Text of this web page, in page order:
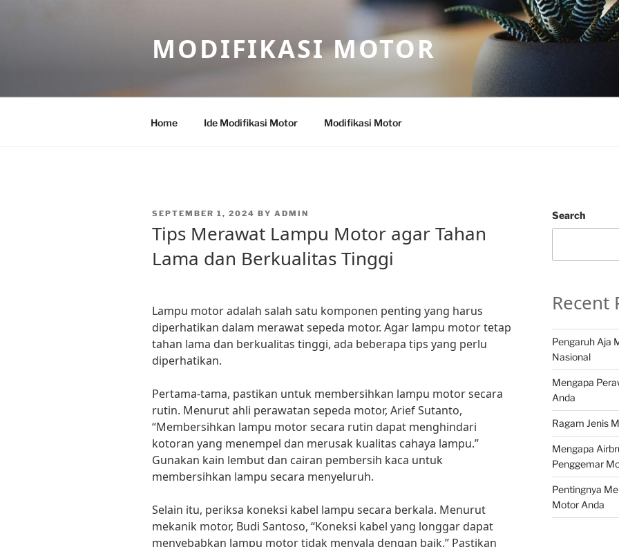
MODIFIKASI MOTOR
Home Ide Modifikasi Motor Modifikasi Motor
POSTED
SEPTEMBER 1, 2024 BY ADMIN
Tips Merawat Lampu Motor agar Tahan
Lama dan Berkualitas Tinggi
Lampu motor adalah salah satu komponen penting yang harus
diperhatikan dalam merawat sepeda motor. Agar lampu motor tetap
tahan lama dan berkualitas tinggi, ada beberapa tips yang perlu
diperhatikan.
Pertama-tama, pastikan untuk membersihkan lampu motor secara
rutin. Menurut ahli perawatan sepeda motor, Arief Sutanto,
“Membersihkan lampu motor secara rutin dapat menghindari
kotoran yang menempel dan merusak kualitas cahaya lampu.”
Gunakan kain lembut dan cairan pembersih kaca untuk
membersihkan lampu secara menyeluruh.
Selain itu, periksa koneksi kabel lampu secara berkala. Menurut
mekanik motor, Budi Santoso, “Koneksi kabel yang longgar dapat
menyebabkan lampu motor tidak menyala dengan baik.” Pastikan
Search
Recent
Pengaruh Aja
Nasional
Mengapa
Anda
Ragam Jenis
Mengapa
Penggemar
Pentingnya
Motor Anda